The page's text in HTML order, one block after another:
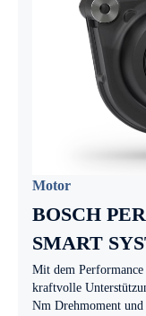
Motor
BOSCH
SMART
Mit dem
kraftvolle
Nm Drehmoment